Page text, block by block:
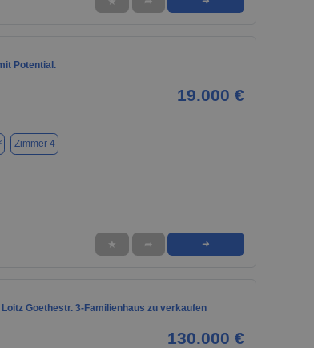
Potential.
19.000 €
Zimmer 4
★ ➦ ➜
Goethestr. 3-Familienhaus zu verkaufen
130.000 €